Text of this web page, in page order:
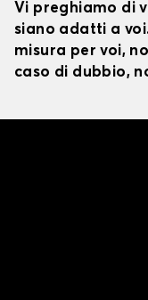
Vi preghiamo di
siano adatti a
misura per voi,
caso di dubbio,